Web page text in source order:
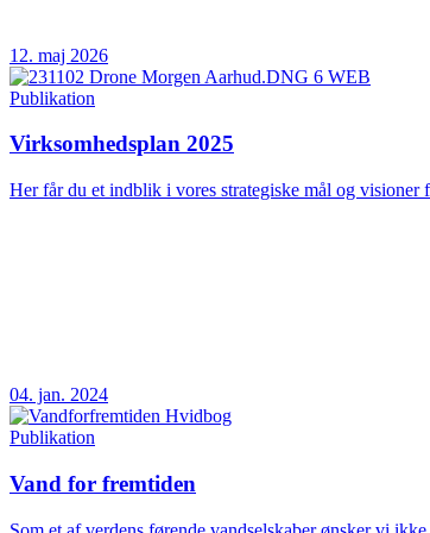
12. maj 2026
Publikation
Virksomhedsplan 2025
Her får du et indblik i vores strategiske mål og
04. jan. 2024
Publikation
Vand for fremtiden